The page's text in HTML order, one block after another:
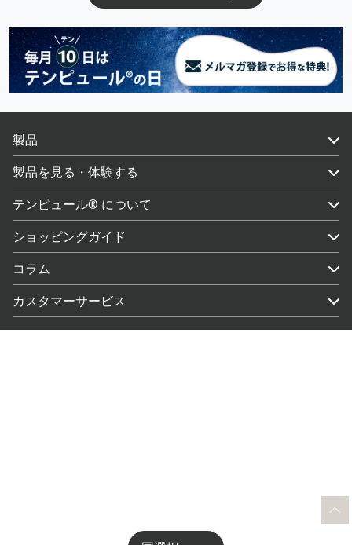
製品
製品を見る・体験する
テンピュール® について
ショッピングガイド
コラム
カスタマーサービス